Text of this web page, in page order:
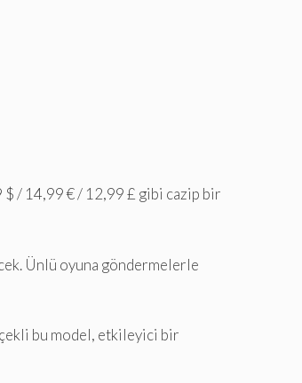
$ / 14,99 € / 12,99 £ gibi cazip bir
Ünlü oyuna göndermelerle
bu model, etkileyici bir